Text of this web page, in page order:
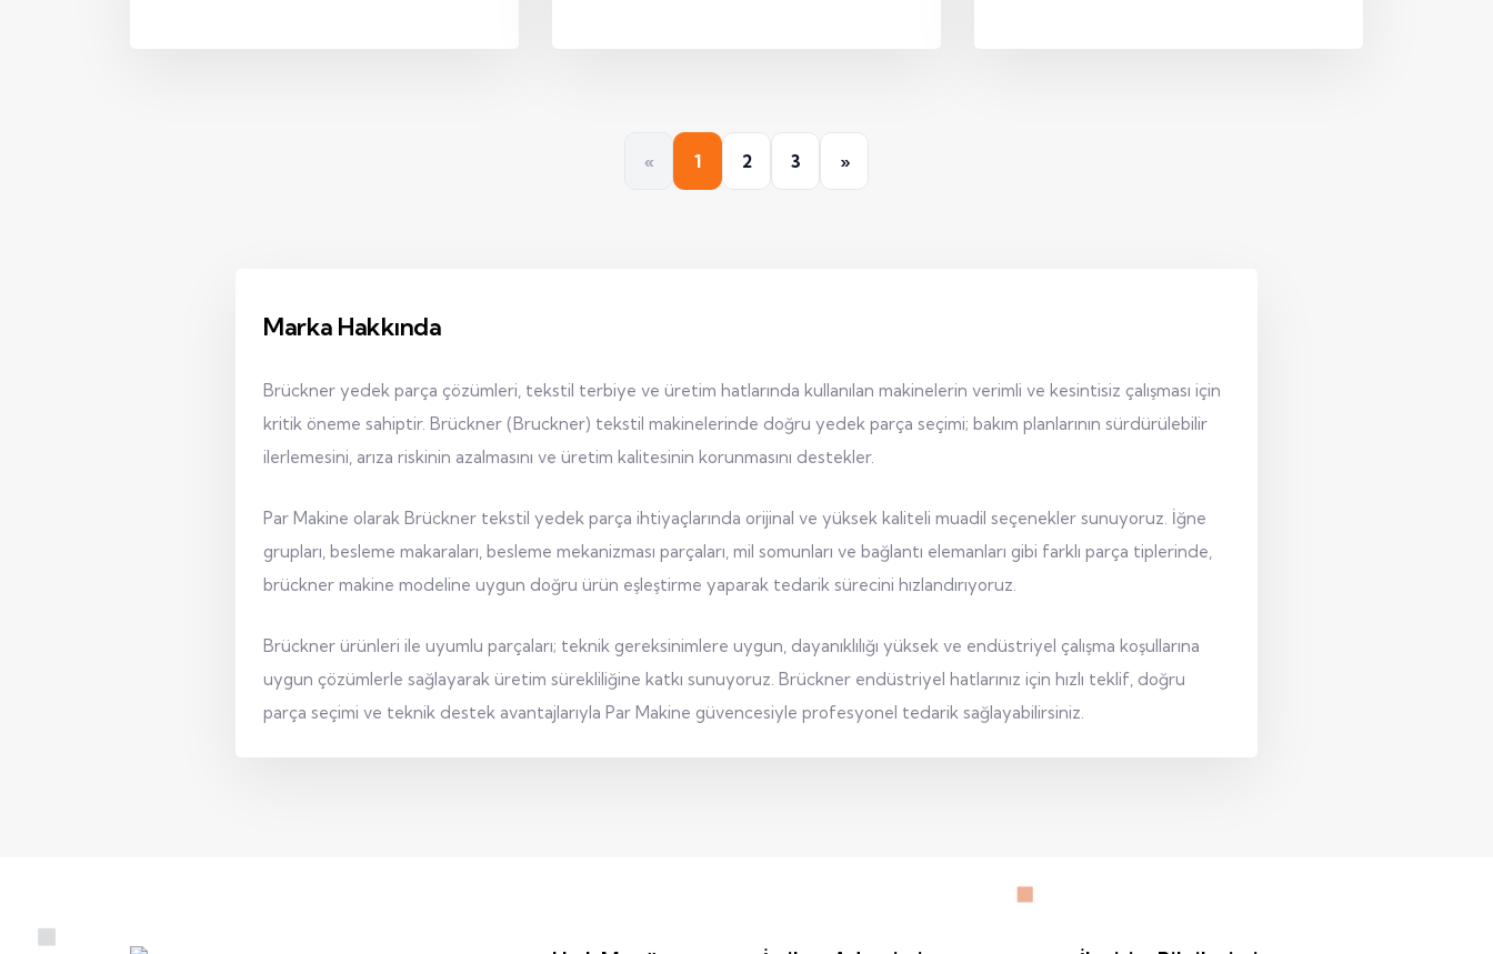
« 1 2 3 »
Marka Hakkında
Brückner yedek parça çözümleri, tekstil terbiye ve üretim hatlarında kullanılan makinelerin verimli ve kesintisiz çalışması için
kritik öneme sahiptir. Brückner (Bruckner) tekstil makinelerinde doğru yedek parça seçimi; bakım planlarının sürdürülebilir
ilerlemesini, arıza riskinin azalmasını ve üretim kalitesinin korunmasını destekler.
Par Makine olarak Brückner tekstil yedek parça ihtiyaçlarında orijinal ve yüksek kaliteli muadil seçenekler sunuyoruz. İğne
grupları, besleme makaraları, besleme mekanizması parçaları, mil somunları ve bağlantı elemanları gibi farklı parça tiplerinde,
brückner makine modeline uygun doğru ürün eşleştirme yaparak tedarik sürecini hızlandırıyoruz.
Brückner ürünleri ile uyumlu parçaları; teknik gereksinimlere uygun, dayanıklılığı yüksek ve endüstriyel çalışma koşullarına
uygun çözümlerle sağlayarak üretim sürekliliğine katkı sunuyoruz. Brückner endüstriyel hatlarınız için hızlı teklif, doğru
parça seçimi ve teknik destek avantajlarıyla Par Makine güvencesiyle profesyonel tedarik sağlayabilirsiniz.